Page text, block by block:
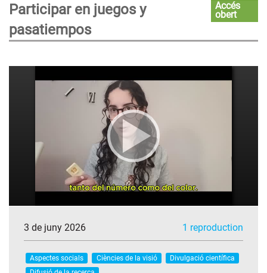
Participar en juegos y
pasatiempos
Accés
obert
3 de juny 2026 1 reproduction
Aspectes socials Ciències de la visió
Divulgació científica